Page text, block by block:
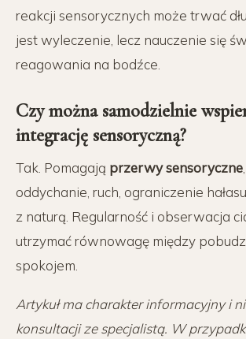
reakcji sensorycznych może trwać
jest wyleczenie, lecz nauczenie się
reagowania na bodźce.
Czy można samodzielnie
integrację sensoryczną?
Tak. Pomagają przerwy sensoryczne
oddychanie, ruch, ograniczenie
z naturą. Regularność i obserwacja
utrzymać równowagę między
spokojem.
Artykuł ma charakter informacyjny i
konsultacji ze specjalistą. W